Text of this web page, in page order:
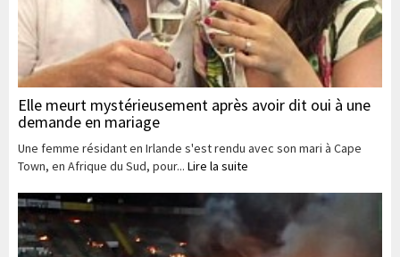
Elle meurt mystérieusement après avoir dit oui à une
demande en mariage
Une femme résidant en Irlande s'est rendu avec son mari à Cape
Town, en Afrique du Sud, pour... Lire la suite